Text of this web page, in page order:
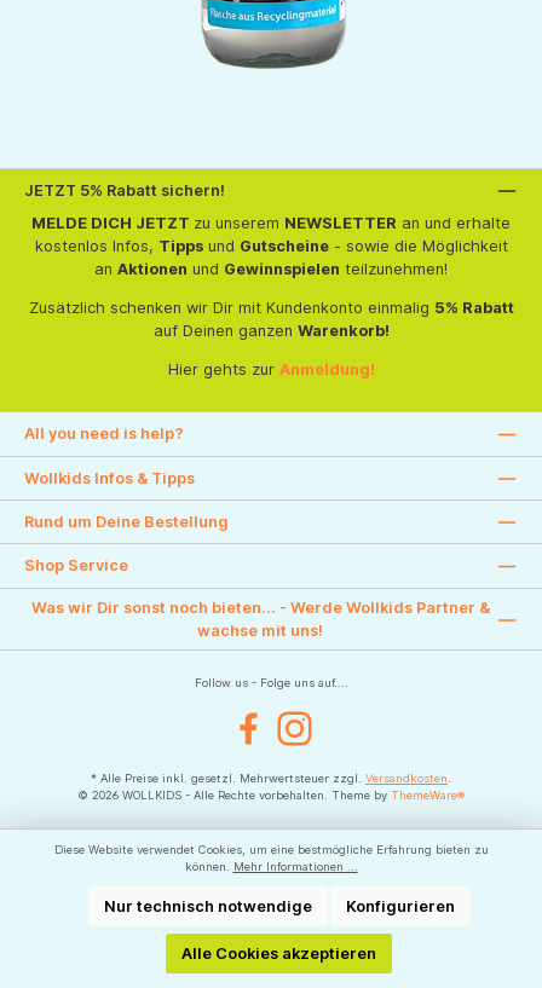
JETZT 5% Rabatt sichern!
MELDE DICH JETZT zu unserem NEWSLETTER an und erhalte
kostenlos Infos, Tippsund Gutscheine- sowie die Möglichkeit
an Aktionen und Gewinnspielen teilzunehmen!
Zusätzlich schenken wir Dir mit Kundenkonto einmalig 5% Rabatt
auf Deinen ganzen Warenkorb!
Hier gehts zur Anmeldung!
All you need is help?
Wollkids Infos & Tipps
Rund um Deine Bestellung
Shop Service
Was wir Dir sonst noch bieten... - Werde Wollkids Partner &
wachse mit uns!
Follow us - Folge uns auf....
FacebookInstagram
* Alle Preise inkl. gesetzl. Mehrwertsteuer zzgl. Versandkosten
© 2026 WOLLKIDS - Alle Rechte vorbehalten. Theme by ThemeWare®
Diese Website verwendet Cookies, um eine bestmögliche Erfahrung bieten zu
können.
Mehr Informationen ...
Nur technisch notwendige Konfigurieren
Alle Cookies akzeptieren